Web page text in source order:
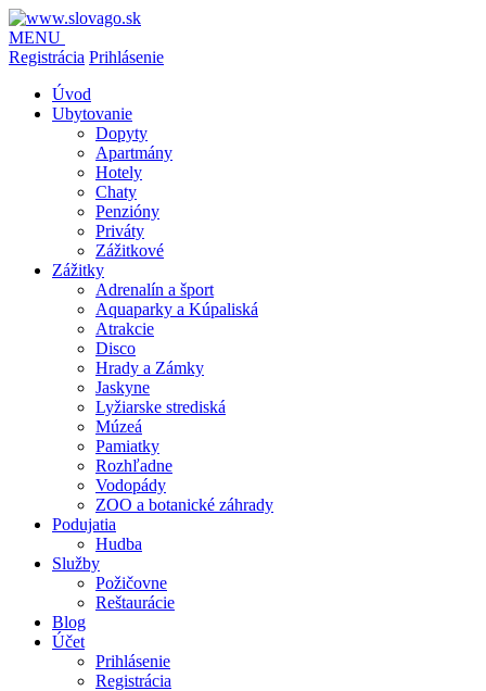
MENU
Registrácia Prihlásenie
Úvod
Ubytovanie
Dopyty
Apartmány
Hotely
Chaty
Penzióny
Priváty
Zážitkové
Zážitky
Adrenalín a šport
Aquaparky a Kúpaliská
Atrakcie
Disco
Hrady a Zámky
Jaskyne
Lyžiarske strediská
Múzeá
Pamiatky
Rozhľadne
Vodopády
ZOO a botanické záhrady
Podujatia
Hudba
Služby
Požičovne
Reštaurácie
Blog
Účet
Prihlásenie
Registrácia